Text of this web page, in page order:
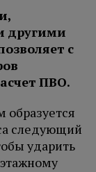
другими
с
ПВО.
образуется
следующий
ударить